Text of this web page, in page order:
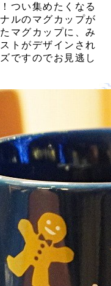
つい集めたくなる
ルのマグカップが
マグカップに、み
トがデザインされ
ですのでお見逃し